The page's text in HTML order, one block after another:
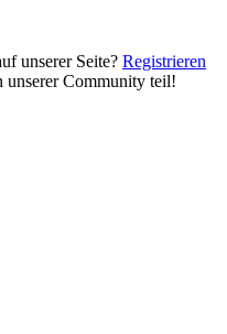
unserer Seite? Registrieren
unserer Community teil!